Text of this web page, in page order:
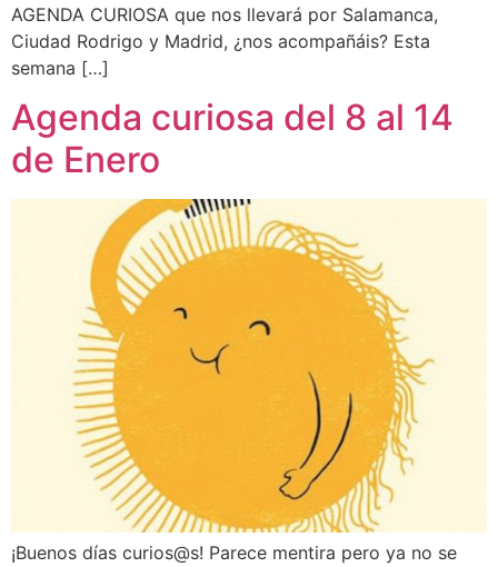
AGENDA CURIOSA que nos llevará por Salamanca,
Ciudad Rodrigo y Madrid, ¿nos acompañáis? Esta
semana […]
Agenda curiosa del 8 al 14
de Enero
¡Buenos días curios@s! Parece mentira pero ya no se